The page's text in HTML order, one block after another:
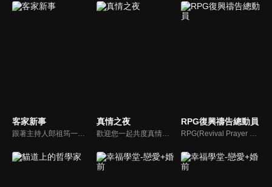
客家新事
跟著主持人郎祖筠一起關心客家事，體驗客家文化之美，透過見證分享一同經歷上帝的恩典。
真情之夜
歡迎您一起共度真情之夜，透過見證、詩歌讓我們一同進入在這個城市裡，許許多多的真情故事、真情人生。
RPG復興禱告總動員
RPG(Revival Prayer Group復興禱告小組)，只要三個人聚集就可以禱告。由寇紹恩牧師特別參與製作、主持，讓見證複製見證，使聽聞中的神蹟奇事，成為你我的經歷，進而翻轉迎向復興！